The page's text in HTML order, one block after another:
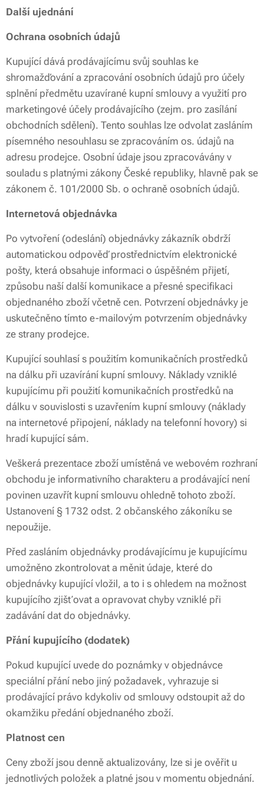
Další ujednání
Ochrana osobních údajů
Kupující dává prodávajícímu svůj souhlas ke
shromažďování a zpracování osobních údajů pro účely
splnění předmětu uzavírané kupní smlouvy a využití pro
marketingové účely prodávajícího (zejm. pro zasílání
obchodních sdělení). Tento souhlas lze odvolat zasláním
písemného nesouhlasu se zpracováním os. údajů na
adresu prodejce. Osobní údaje jsou zpracovávány v
souladu s platnými zákony České republiky, hlavně pak se
zákonem č. 101/2000 Sb. o ochraně osobních údajů.
Internetová objednávka
Po vytvoření (odeslání) objednávky zákazník obdrží
automatickou odpověď prostřednictvím elektronické
pošty, která obsahuje informaci o úspěšném přijetí,
způsobu naší další komunikace a přesné specifikaci
objednaného zboží včetně cen. Potvrzení objednávky je
uskutečněno tímto e-mailovým potvrzením objednávky
ze strany prodejce.
Kupující souhlasí s použitím komunikačních prostředků
na dálku při uzavírání kupní smlouvy. Náklady vzniklé
kupujícímu při použití komunikačních prostředků na
dálku v souvislosti s uzavřením kupní smlouvy (náklady
na internetové připojení, náklady na telefonní hovory) si
hradí kupující sám.
Veškerá prezentace zboží umístěná ve webovém rozhraní
obchodu je informativního charakteru a prodávající není
povinen uzavřít kupní smlouvu ohledně tohoto zboží.
Ustanovení § 1732 odst. 2 občanského zákoníku se
nepoužije.
Před zasláním objednávky prodávajícímu je kupujícímu
umožněno zkontrolovat a měnit údaje, které do
objednávky kupující vložil, a to i s ohledem na možnost
kupujícího zjišťovat a opravovat chyby vzniklé při
zadávání dat do objednávky.
Přání kupujícího (dodatek)
Pokud kupující uvede do poznámky v objednávce
speciální přání nebo jiný požadavek, vyhrazuje si
prodávající právo kdykoliv od smlouvy odstoupit až do
okamžiku předání objednaného zboží.
Platnost cen
Ceny zboží jsou denně aktualizovány, lze si je ověřit u
jednotlivých položek a platné jsou v momentu objednání.